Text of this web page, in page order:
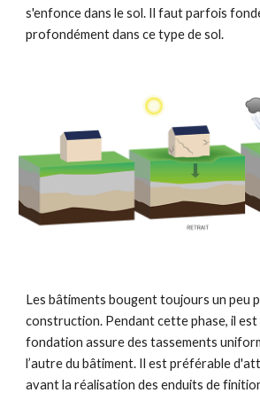
s'enfonce dans le sol. Il faut parfois
profondément dans ce type de sol.
Les bâtiments bougent toujours un peu
construction. Pendant cette phase, il est
fondation assure des tassements
l’autre du bâtiment. Il est préférable
avant la réalisation des enduits de